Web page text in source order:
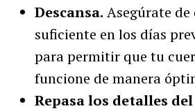
Descansa. Asegúrate
suficiente en los días
para permitir que tu
funcione de manera
Repasa los detalles